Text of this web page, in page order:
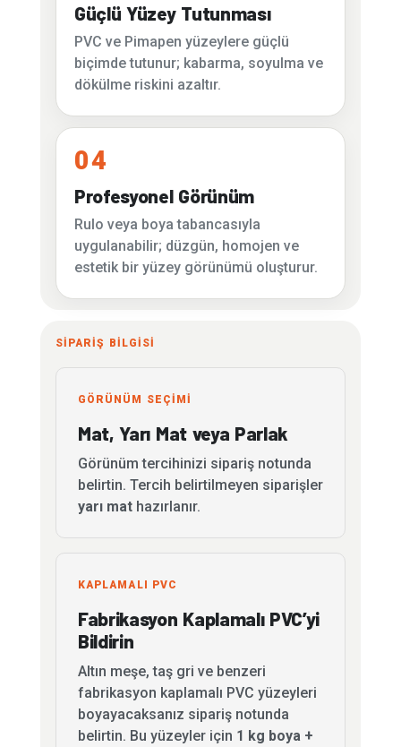
Güçlü Yüzey Tutunması
PVC ve Pimapen yüzeylere güçlü
biçimde tutunur; kabarma, soyulma ve
dökülme riskini azaltır.
04
Profesyonel Görünüm
Rulo veya boya tabancasıyla
uygulanabilir; düzgün, homojen ve
estetik bir yüzey görünümü oluşturur.
SİPARİŞ BİLGİSİ
GÖRÜNÜM SEÇİMİ
Mat, Yarı Mat veya Parlak
Görünüm tercihinizi sipariş notunda
belirtin. Tercih belirtilmeyen siparişler
yarı mat hazırlanır.
KAPLAMALI PVC
Fabrikasyon Kaplamalı PVC’yi
Bildirin
Altın meşe, taş gri ve benzeri
fabrikasyon kaplamalı PVC yüzeyleri
boyayacaksanız sipariş notunda
belirtin. Bu yüzeyler için 1 kg boya +